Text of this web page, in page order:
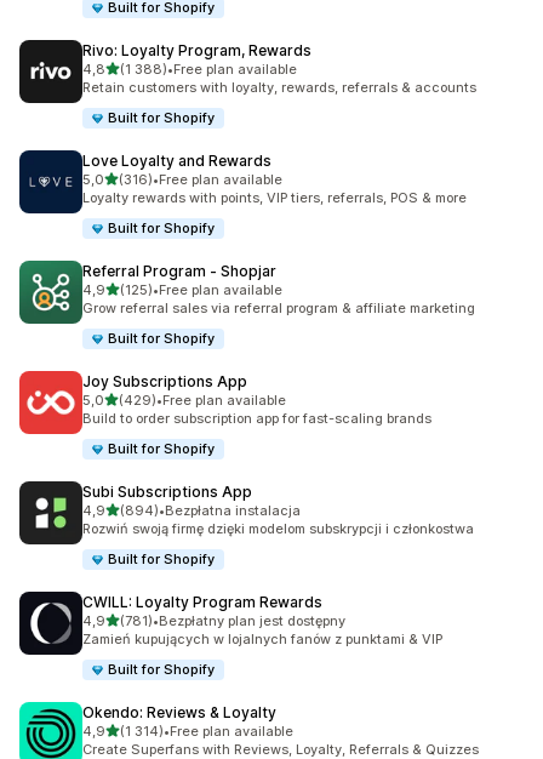
Built for Shopify
Rivo: Loyalty Program, Rewards
4,8na 5 gwiazdek
(1 388)
Łączna liczba recenzji: 1388
•Free plan available
Retain customers with loyalty, rewards, referrals & accounts
Built for Shopify
Love Loyalty and Rewards
5,0na 5 gwiazdek
(316)
Łączna liczba recenzji: 316
•Free plan available
Loyalty rewards with points, VIP tiers, referrals, POS & more
Built for Shopify
Referral Program ‑ Shopjar
4,9na 5 gwiazdek
(125)
Łączna liczba recenzji: 125
•Free plan available
Grow referral sales via referral program & affiliate marketing
Built for Shopify
Joy Subscriptions App
5,0na 5 gwiazdek
(429)
Łączna liczba recenzji: 429
•Free plan available
Build to order subscription app for fast-scaling brands
Built for Shopify
Subi Subscriptions App
4,9na 5 gwiazdek
(894)
Łączna liczba recenzji: 894
•Bezpłatna instalacja
Rozwiń swoją firmę dzięki modelom subskrypcji i członkostwa
Built for Shopify
CWILL: Loyalty Program Rewards
4,9na 5 gwiazdek
(781)
Łączna liczba recenzji: 781
•Bezpłatny plan jest dostępny
Zamień kupujących w lojalnych fanów z punktami & VIP
Built for Shopify
Okendo: Reviews & Loyalty
4,9na 5 gwiazdek
(1 314)
Łączna liczba recenzji: 1314
•Free plan available
Create Superfans with Reviews, Loyalty, Referrals & Quizzes